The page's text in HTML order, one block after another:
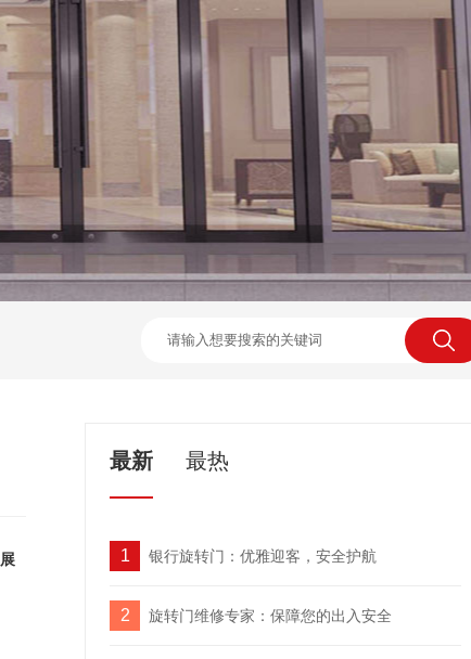
展
最新 最热
1 银行旋转门：优雅迎客，安全护航
2 旋转门维修专家：保障您的出入安全